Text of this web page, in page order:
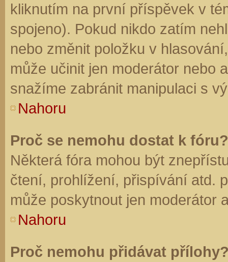
kliknutím na první příspěvek v
spojeno). Pokud nikdo zatím
nebo změnit položku v
může učinit jen moderátor nebo
snažíme zabránit manipulaci s
Nahoru
Proč se nemohu dostat k fóru?
Některá fóra mohou být
čtení, prohlížení, přispívání atd.
může poskytnout jen moderátor
Nahoru
Proč nemohu přidávat